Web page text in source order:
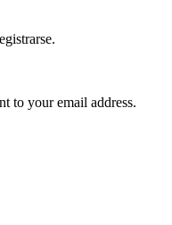
to your email address.